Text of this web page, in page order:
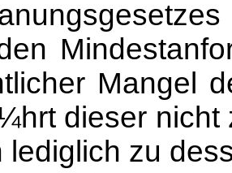
Mangel
dieser nicht
lediglich zu